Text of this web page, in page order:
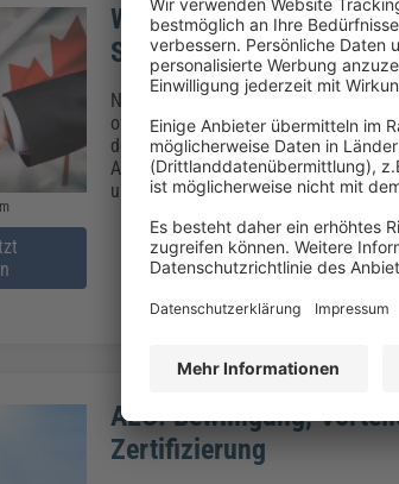
Was ist das CETA
Stand, Vorteile und Kritik
Noch fehlen zwar einige
offizielle Zustimmung zum CETA
der EU und Kanada verbessert und
Abkommen offiziell in Kraft? Welche
und was wird am CETA kritisiert?
AEO: Bewilligung,
Zertifizierung